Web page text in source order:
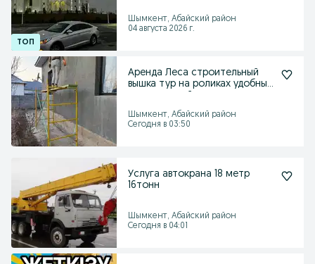
Шымкент, Абайский район
04 августа 2026 г.
Аренда Леса строительный
вышка тур на роликах удобный
Шымкент, Абайский район
Сегодня в 03:50
Услуга автокрана 18 метр
16тонн
Шымкент, Абайский район
Сегодня в 04:01